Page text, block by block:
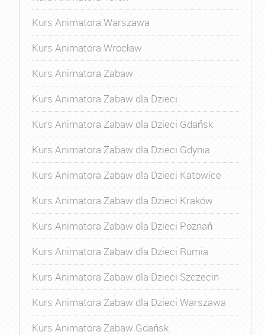
Kurs Animatora Warszawa
Kurs Animatora Wrocław
Kurs Animatora Zabaw
Kurs Animatora Zabaw dla Dzieci
Kurs Animatora Zabaw dla Dzieci Gdańsk
Kurs Animatora Zabaw dla Dzieci Gdynia
Kurs Animatora Zabaw dla Dzieci Katowice
Kurs Animatora Zabaw dla Dzieci Kraków
Kurs Animatora Zabaw dla Dzieci Poznań
Kurs Animatora Zabaw dla Dzieci Rumia
Kurs Animatora Zabaw dla Dzieci Szczecin
Kurs Animatora Zabaw dla Dzieci Warszawa
Kurs Animatora Zabaw Gdańsk